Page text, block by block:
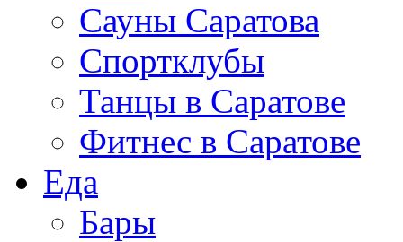
Сауны Саратова
Спортклубы
Танцы в Саратове
Фитнес в Саратове
Еда
Бары